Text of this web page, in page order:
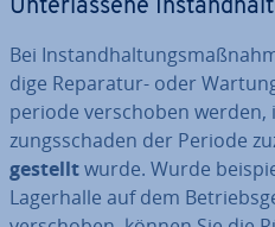
Un­ter­las­se­ne
Bei
di­ge Reparatur- oder
pe­ri­ode ver­scho­ben
zungs­scha­den der Periode
ge­stelltwurde. Wurde
La­ger­hal­le auf dem